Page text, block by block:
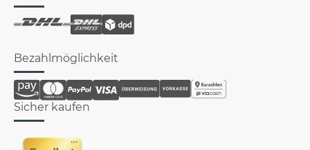
Bezahlmöglichkeit
Sicher kaufen